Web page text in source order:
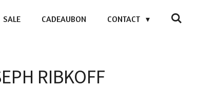
SALE CADEAUBON CONTACT
RIBKOFF